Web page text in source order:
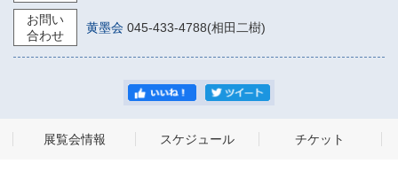
お問い
合わせ
黄墨会 045-433-4788(相田二樹)
展覧会情報 スケジュール チケット